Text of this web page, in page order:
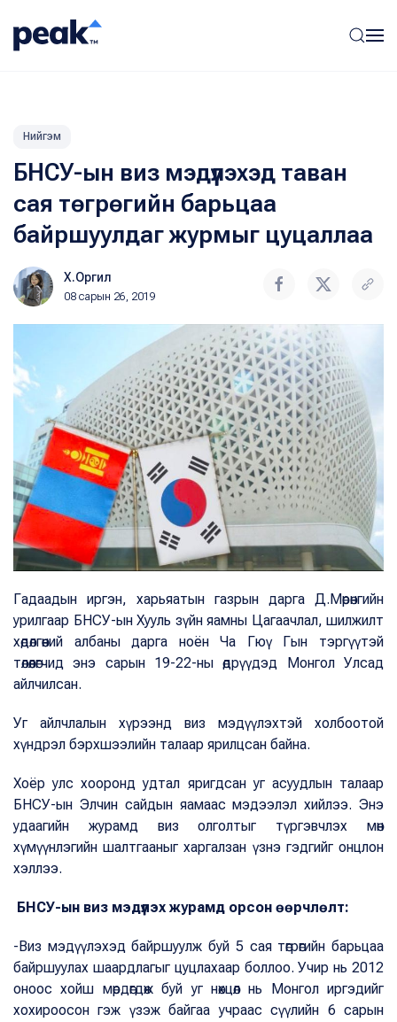
Нийгэм
БНСУ-ын виз мэдүүлэхэд таван
сая төгрөгийн барьцаа
байршуулдаг журмыг цуцаллаа
Х.Оргил
08 сарын 26, 2019
Гадаадын иргэн, харьяатын газрын дарга Д.Мөрөнгийн
урилгаар БНСУ-ын Хууль зүйн яамны Цагаачлал, шилжилт
хөдөлгөөний албаны дарга ноён Ча Гюү Гын тэргүүтэй
төлөөлөгчид энэ сарын 19-22-ны өдрүүдэд Монгол Улсад
айлчилсан.
Уг айлчлалын хүрээнд виз мэдүүлэхтэй холбоотой
хүндрэл бэрхшээлийн талаар ярилцсан байна.
Хоёр улс хооронд удтал яригдсан уг асуудлын талаар
БНСУ-ын Элчин сайдын яамаас мэдээлэл хийлээ. Энэ
удаагийн журамд виз олголтыг түргэвчлэх мөн
хүмүүнлэгийн шалтгааныг харгалзан үзнэ гэдгийг онцлон
хэллээ.
БНСУ-ын виз мэдүүлэх журамд орсон өөрчлөлт:
-Виз мэдүүлэхэд байршуулж буй 5 сая төгрөгийн барьцаа
байршуулах шаардлагыг цуцлахаар боллоо. Учир нь 2012
оноос хойш мөрдөгдөж буй уг нөхцөл нь Монгол иргэдийг
хохироосон гэж үзэж байгаа учраас сүүлийн 6 сарын